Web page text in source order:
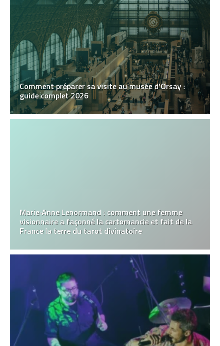
Comment préparer sa visite au musée d’Orsay :
guide complet 2026
Marie‑Anne Lenormand : comment une femme
visionnaire a façonné la cartomancie et fait de la
France la terre du tarot divinatoire